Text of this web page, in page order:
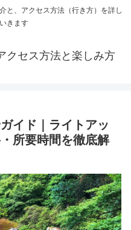
と、アクセス方法（行き方）を詳し
きます
クセス方法と楽しみ方
イド｜ライトアッ
所要時間を徹底解